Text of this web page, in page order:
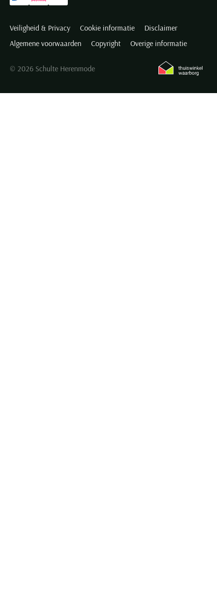
Veiligheid & Privacy Cookie informatie
Disclaimer
Algemene voorwaarden
Copyright Overige informatie
© 2026 Schulte Herenmode